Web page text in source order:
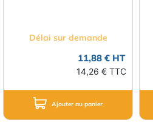
Délai sur demande
11,88 € HT
14,26 € TTC
Ajouter au panier